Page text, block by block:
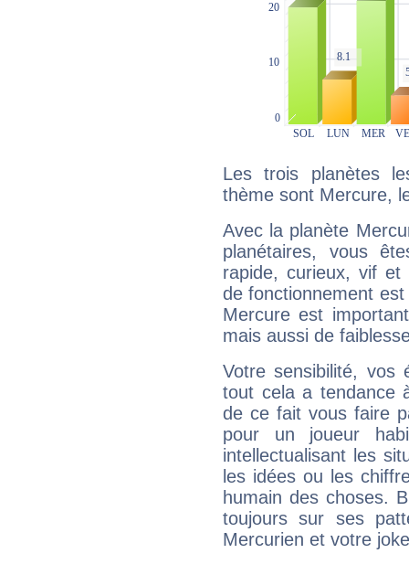
Les trois planètes
thème sont Mercure,
Avec la planète
planétaires, vous
rapide, curieux, vif et
de fonctionnement
Mercure est
mais aussi de
Votre sensibilité,
tout cela a tendance
de ce fait vous faire
pour un joueur
intellectualisant les
les idées ou les
humain des choses.
toujours sur ses
Mercurien et votre